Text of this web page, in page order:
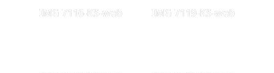
IMG 7116-KS-web IMG 7119-KS-web